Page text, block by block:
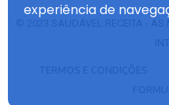
SAUDÁVEL RECEITA -
experiênciade